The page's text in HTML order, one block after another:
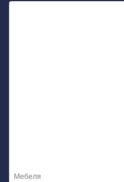
Мебеля